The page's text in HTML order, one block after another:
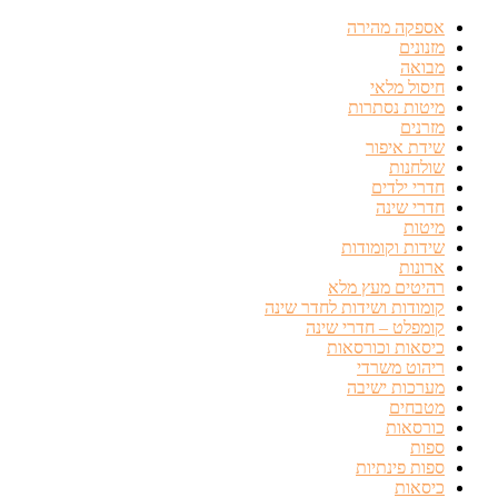
אספקה מהירה
מזנונים
מבואה
חיסול מלאי
מיטות נסתרות
מזרנים
שידת איפור
שולחנות
חדרי ילדים
חדרי שינה
מיטות
שידות וקומודות
ארונות
רהיטים מעץ מלא
קומודות ושידות לחדר שינה
קומפלט – חדרי שינה
כיסאות וכורסאות
ריהוט משרדי
מערכות ישיבה
מטבחים
כורסאות
ספות
ספות פינתיות
כיסאות